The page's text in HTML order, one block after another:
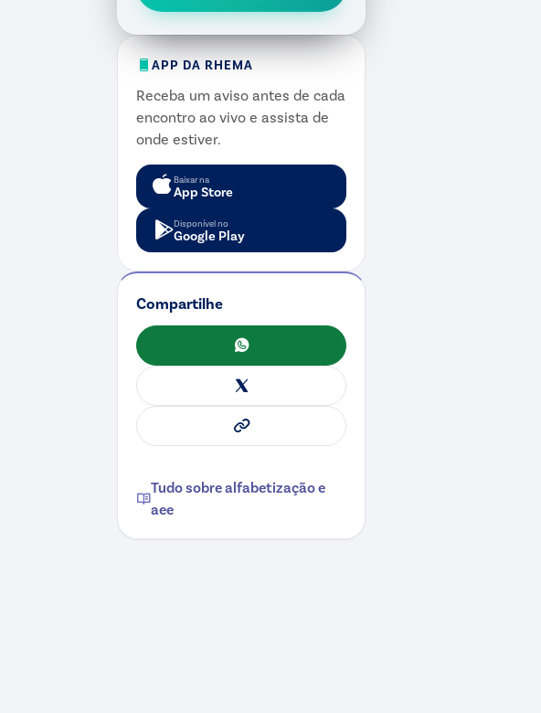
APP DA RHEMA
Receba um aviso antes de cada
encontro ao vivo e assista de
onde estiver.
Baixar na
App Store
Disponível no
Google Play
Compartilhe
WhatsApp
X
Copiar link
Tudo sobrealfabetização e
aee